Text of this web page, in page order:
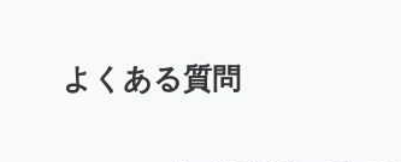
よくある質問